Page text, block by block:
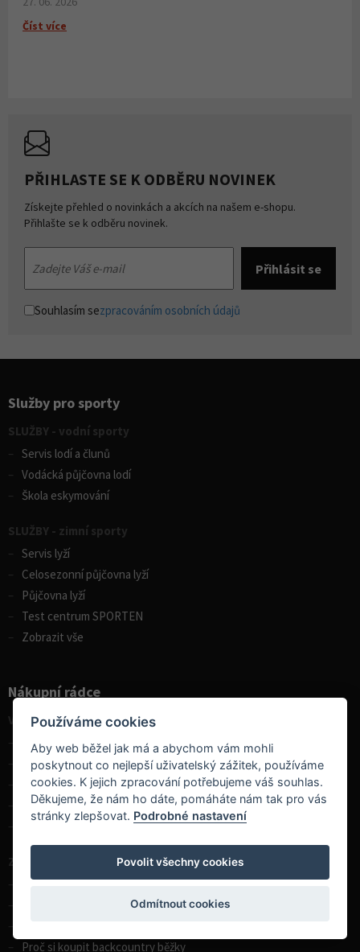
Číst více
PŘIHLASTE SE K ODBĚRU NOVINEK
Získejte přehled o novinkách a akcích na našem e-shopu.
Přihlašte se k odběru novinek.
Souhlasím sezpracováním osobních údajů
Služby pro sporty
SLUŽBY - vodní sporty
Servis lodí a člunů
Vodácká půjčovna lodí
Škola eskymování
SLUŽBY - zimní sporty
Servis lyží
Celosezonní půjčovna lyží
Půjčovna lyží
Test centrum SPORTEN
Zobrazit vše
Nákupní rádce
Vodní sporty
Výběr pádla na paddleboard
Rozdíly v paddleboardech
Porovnání kánoí Gumotex
Jak vybrat kajak
Zobrazit vše
Skialpinistické boty, volba velikosti
Jak vybrat skialpinistické hole
Proč si koupit backcountry běžky
Používáme cookies
Aby web běžel jak má a abychom vám mohli
poskytnout co nejlepší uživatelský zážitek, používáme
cookies. K jejich zpracování potřebujeme váš souhlas.
Děkujeme, že nám ho dáte, pomáháte nám tak pro vás
stránky zlepšovat. Podrobné nastavení
Povolit všechny cookies
Odmítnout cookies